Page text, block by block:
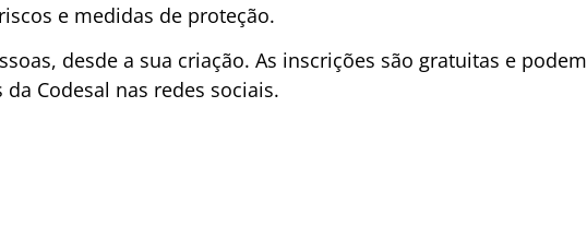
e medidas de proteção.
desde a sua criação. As inscrições são gratuitas e podem
Codesal nas redes sociais.